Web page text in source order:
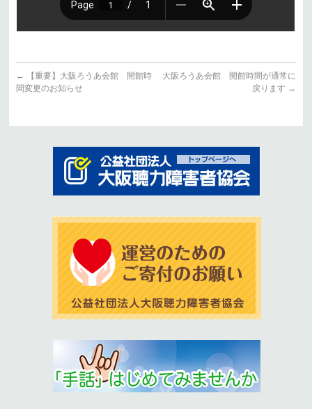
←
【重要】大阪ろうあ会館 開館時
間変更のお知らせ
大阪ろうあ会館 開館時間が通常に
戻ります →